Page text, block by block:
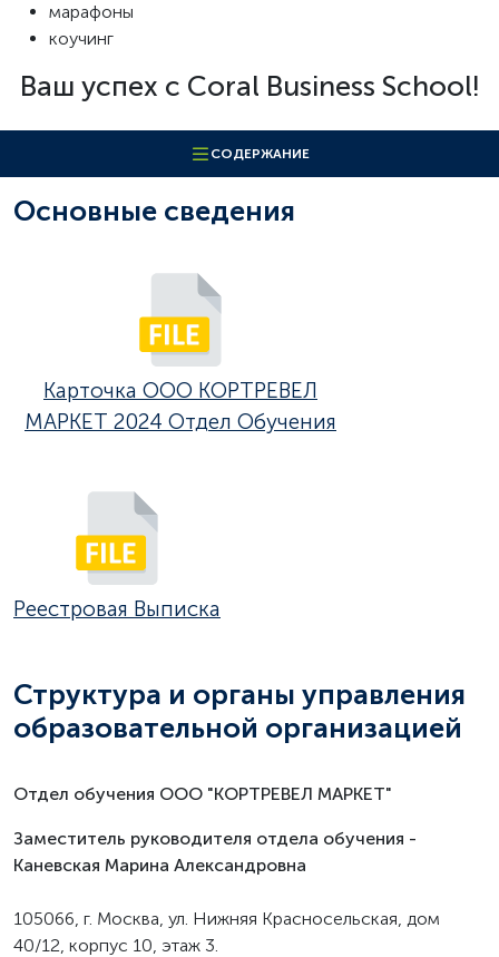
марафоны
коучинг
Ваш успех c Coral Business School!
СОДЕРЖАНИЕ
Основные сведения
Карточка ООО КОРТРЕВЕЛ
МАРКЕТ 2024 Отдел Обучения
Реестровая Выписка
Структура и органы управления
образовательной организацией
Отдел обучения ООО "КОРТРЕВЕЛ МАРКЕТ"
Заместитель руководителя отдела обучения -
Каневская Марина Александровна
105066, г. Москва, ул. Нижняя Красносельская, дом
40/12, корпус 10, этаж 3.